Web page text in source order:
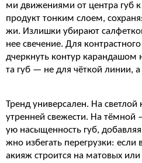
ми движениями от центра губ
продукт тонким слоем,
жи. Излишки убирают
нее свечение. Для
дчеркнуть контур карандашом
та губ — не для чёткой линии,
Тренд универсален. На
утренней свежести. На тёмной
ую насыщенность губ,
жно избегать перегрузки:
акияж строится на матовых или